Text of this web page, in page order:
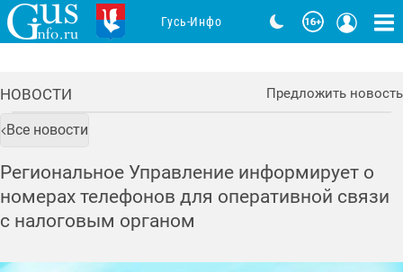
НОВОСТИ Предложить новость
Все новости
Региональное Управление информирует о
номерах телефонов для оперативной связи
с налоговым органом
Гусь-Инфо